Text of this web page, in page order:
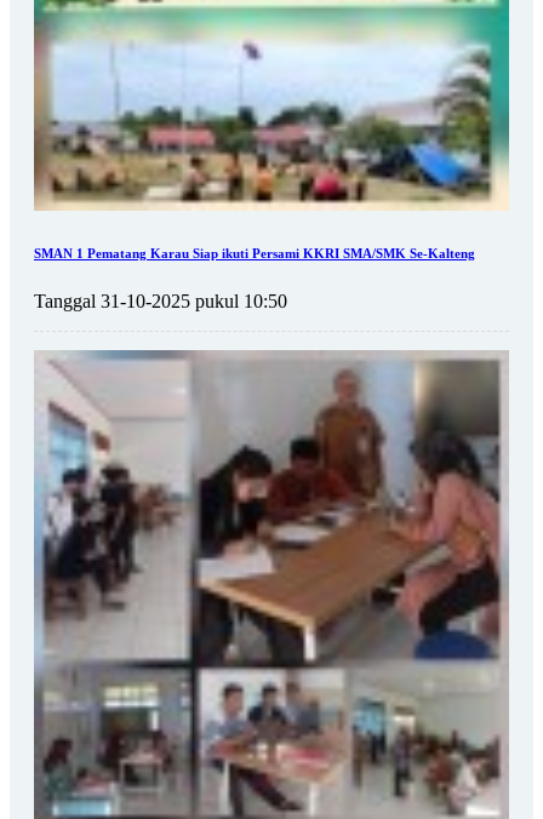
SMAN 1 Pematang Karau Siap ikuti Persami KKRI SMA/SMK Se-Kalteng
Tanggal 31-10-2025 pukul 10:50